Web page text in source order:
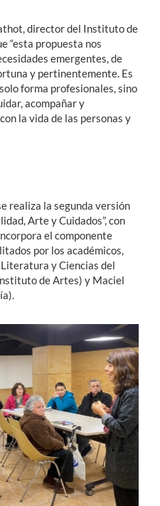
director del Instituto de
“esta propuesta nos
emergentes, de
y pertinentemente. Es
forma profesionales, sino
acompañar y
la vida de las personas y
realiza la segunda versión
Arte y Cuidados”, con
el componente
por los académicos,
y Ciencias del
de Artes) y Maciel